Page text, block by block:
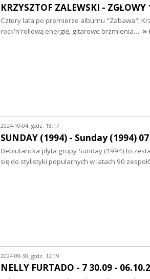
KRZYSZTOF ZALEWSKI -
Cztery lata po premierze albumu "Zabawa",
rock'n'rollową energię, gitarowe brzmienia… »
2024-10-04, godz. 18:17
SUNDAY (1994) - Sunday (1994)
Debiutancka płyta grupy Sunday (1994) to
się do stylistyki popularnych w latach 90
2024-09-30, godz. 12:19
NELLY FURTADO - 7 30.09 -